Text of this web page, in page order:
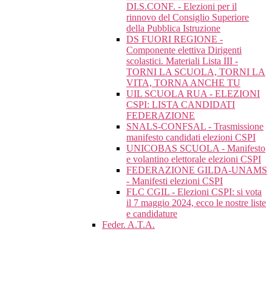
DI.S.CONF. - Elezioni per il
rinnovo del Consiglio Superiore
della Pubblica Istruzione
DS FUORI REGIONE -
Componente elettiva Dirigenti
scolastici. Materiali Lista III -
TORNI LA SCUOLA, TORNI LA
VITA, TORNA ANCHE TU
UIL SCUOLA RUA - ELEZIONI
CSPI: LISTA CANDIDATI
FEDERAZIONE
SNALS-CONFSAL - Trasmissione
manifesto candidati elezioni CSPI
UNICOBAS SCUOLA - Manifesto
e volantino elettorale elezioni CSPI
FEDERAZIONE GILDA-UNAMS
- Manifesti elezioni CSPI
FLC CGIL - Elezioni CSPI: si vota
il 7 maggio 2024, ecco le nostre liste
e candidature
Feder. A.T.A.